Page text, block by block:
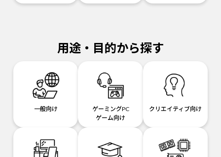
用途・目的から探す
一般向け
ゲーミングPC
ゲーム向け
クリエイティブ向け